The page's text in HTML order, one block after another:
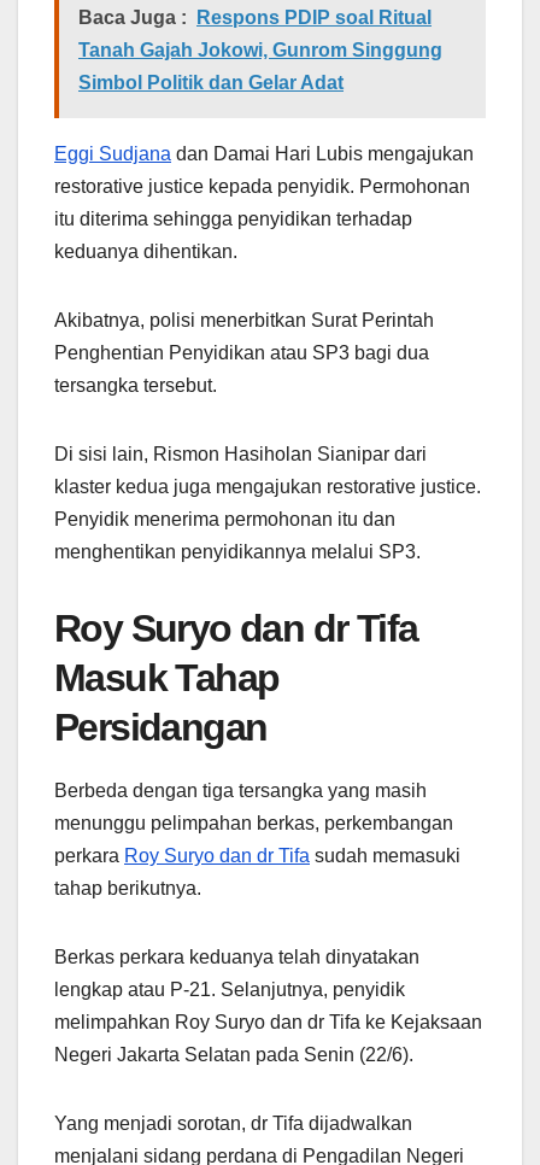
Baca Juga :
Respons PDIP soal Ritual
Tanah Gajah Jokowi, Gunrom Singgung
Simbol Politik dan Gelar Adat
Eggi Sudjana dan Damai Hari Lubis mengajukan
restorative justice kepada penyidik. Permohonan
itu diterima sehingga penyidikan terhadap
keduanya dihentikan.
Akibatnya, polisi menerbitkan Surat Perintah
Penghentian Penyidikan atau SP3 bagi dua
tersangka tersebut.
Di sisi lain, Rismon Hasiholan Sianipar dari
klaster kedua juga mengajukan restorative justice.
Penyidik menerima permohonan itu dan
menghentikan penyidikannya melalui SP3.
Roy Suryo dan dr Tifa
Masuk Tahap
Persidangan
Berbeda dengan tiga tersangka yang masih
menunggu pelimpahan berkas, perkembangan
perkara Roy Suryo dan dr Tifa sudah memasuki
tahap berikutnya.
Berkas perkara keduanya telah dinyatakan
lengkap atau P-21. Selanjutnya, penyidik
melimpahkan Roy Suryo dan dr Tifa ke Kejaksaan
Negeri Jakarta Selatan pada Senin (22/6).
Yang menjadi sorotan, dr Tifa dijadwalkan
menjalani sidang perdana di Pengadilan Negeri